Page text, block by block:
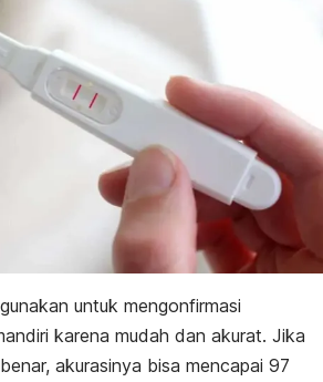
untuk mengonfirmasi
karena mudah dan akurat. Jika
akurasinya bisa mencapai 97